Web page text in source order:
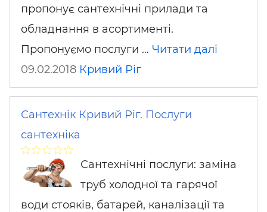
пропонує сантехнічні прилади та
обладнання в асортименті.
Пропонуємо послуги … Читати далі
09.02.2018 Кривий Ріг
Сантехнік Кривий Ріг. Послуги
сантехніка
Сантехнічні послуги: заміна
труб холодної та гарячої
води стояків, батарей, каналізації та